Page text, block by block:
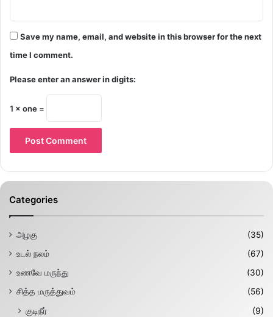
Save my name, email, and website in this browser for the next
time I comment.
Please enter an answer in digits:
1 × one =
Categories
அழகு
(35)
உடல் நலம்
(67)
உணவே மருந்து
(30)
சித்த மருத்துவம்
(56)
குடிநீர்
(9)